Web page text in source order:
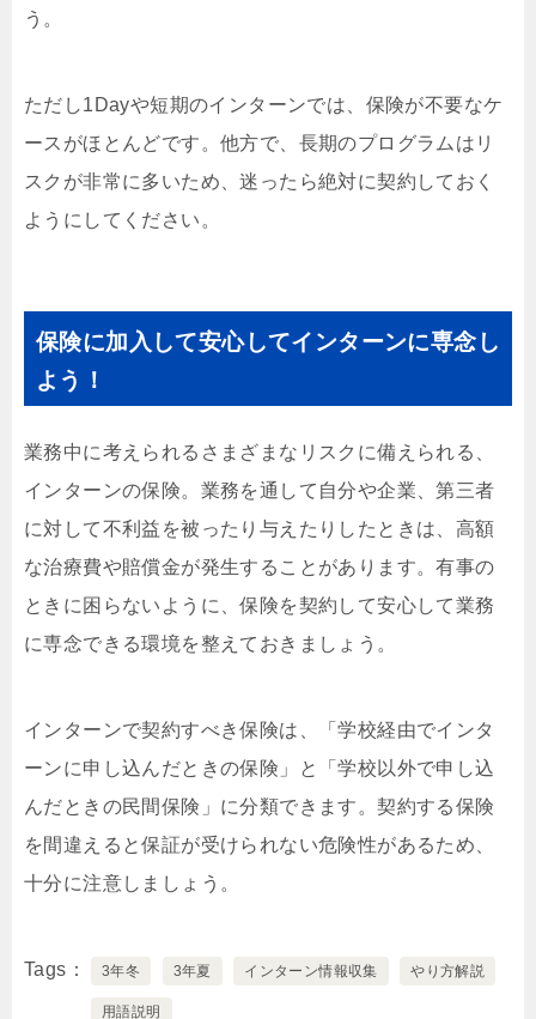
う。
ただし1Dayや短期のインターンでは、保険が不要なケ
ースがほとんどです。他方で、長期のプログラムはリ
スクが非常に多いため、迷ったら絶対に契約しておく
ようにしてください。
保険に加入して安心してインターンに専念し
よう！
業務中に考えられるさまざまなリスクに備えられる、
インターンの保険。業務を通して自分や企業、第三者
に対して不利益を被ったり与えたりしたときは、高額
な治療費や賠償金が発生することがあります。有事の
ときに困らないように、保険を契約して安心して業務
に専念できる環境を整えておきましょう。
インターンで契約すべき保険は、「学校経由でインタ
ーンに申し込んだときの保険」と「学校以外で申し込
んだときの民間保険」に分類できます。契約する保険
を間違えると保証が受けられない危険性があるため、
十分に注意しましょう。
Tags 3年冬 3年夏 インターン情報収集 やり方解説
用語説明